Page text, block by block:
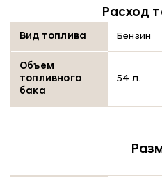
Расход
Вид топлива Бензин
Объем
топливного
бака
54 л.